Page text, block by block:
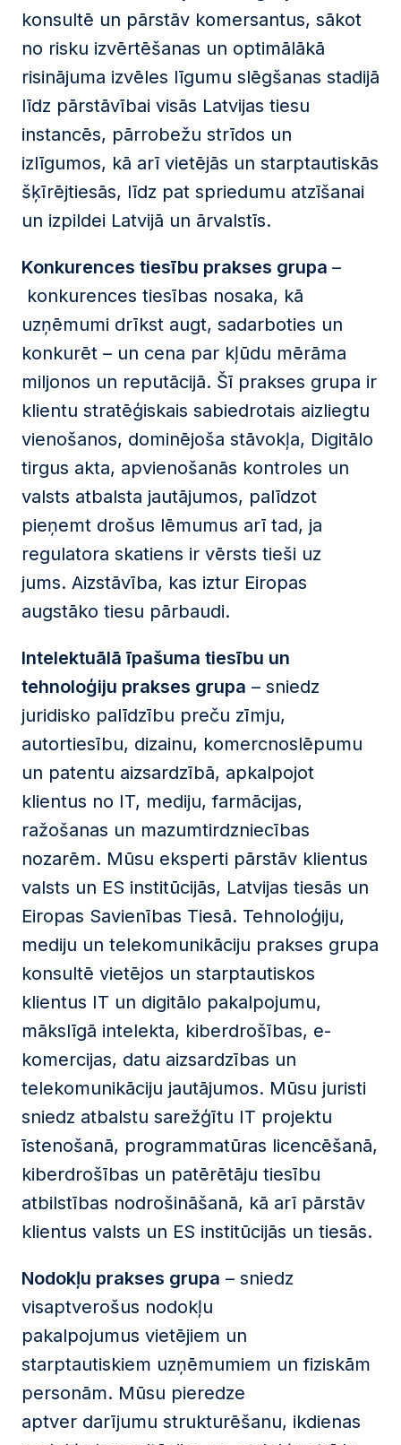
konsultē un pārstāv komersantus, sākot
no risku izvērtēšanas un optimālākā
risinājuma izvēles līgumu slēgšanas stadijā
līdz pārstāvībai visās Latvijas tiesu
instancēs, pārrobežu strīdos un
izlīgumos, kā arī vietējās un starptautiskās
šķīrējtiesās, līdz pat spriedumu atzīšanai
un izpildei Latvijā un ārvalstīs.
Konkurences tiesību prakses grupa –
konkurences tiesības nosaka, kā
uzņēmumi drīkst augt, sadarboties un
konkurēt – un cena par kļūdu mērāma
miljonos un reputācijā. Šī prakses grupa ir
klientu stratēģiskais sabiedrotais aizliegtu
vienošanos, dominējoša stāvokļa, Digitālo
tirgus akta, apvienošanās kontroles un
valsts atbalsta jautājumos, palīdzot
pieņemt drošus lēmumus arī tad, ja
regulatora skatiens ir vērsts tieši uz
jums. Aizstāvība, kas iztur Eiropas
augstāko tiesu pārbaudi.
Intelektuālā īpašuma tiesību un
tehnoloģiju prakses grupa – sniedz
juridisko palīdzību preču zīmju,
autortiesību, dizainu, komercnoslēpumu
un patentu aizsardzībā, apkalpojot
klientus no IT, mediju, farmācijas,
ražošanas un mazumtirdzniecības
nozarēm. Mūsu eksperti pārstāv klientus
valsts un ES institūcijās, Latvijas tiesās un
Eiropas Savienības Tiesā. Tehnoloģiju,
mediju un telekomunikāciju prakses grupa
konsultē vietējos un starptautiskos
klientus IT un digitālo pakalpojumu,
mākslīgā intelekta, kiberdrošības, e-
komercijas, datu aizsardzības un
telekomunikāciju jautājumos. Mūsu juristi
sniedz atbalstu sarežģītu IT projektu
īstenošanā, programmatūras licencēšanā,
kiberdrošības un patērētāju tiesību
atbilstības nodrošināšanā, kā arī pārstāv
klientus valsts un ES institūcijās un tiesās.
Nodokļu prakses grupa – sniedz
visaptverošus nodokļu
pakalpojumus vietējiem un
starptautiskiem uzņēmumiem un fiziskām
personām. Mūsu pieredze
aptver darījumu strukturēšanu, ikdienas